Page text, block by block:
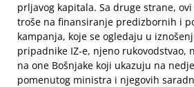
prljavog kapitala. Sa druge strane,
troše na finansiranje predizbornih i
kampanja, koje se ogledaju u
pripadnike IZ-e, njeno rukovodstvao,
na one Bošnjake koji ukazuju na
pomenutog ministra i njegovih